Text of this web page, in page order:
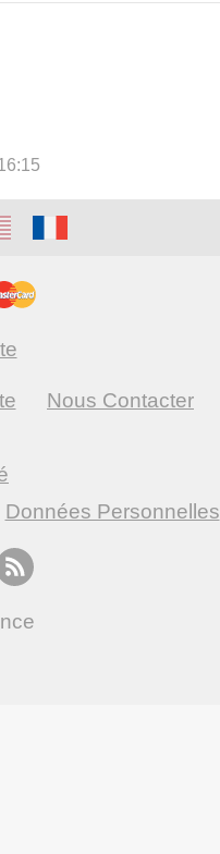
Nous Contacter
Données Personnelles